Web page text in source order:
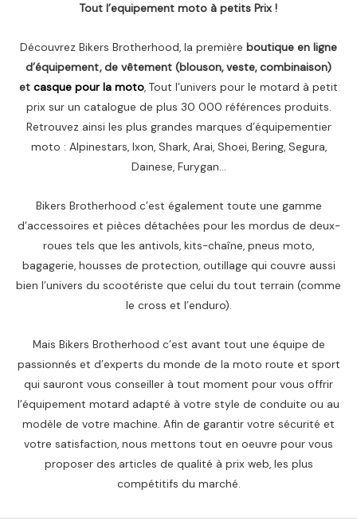
Tout l’equipement moto à petits Prix !
Découvrez Bikers Brotherhood, la première boutique en ligne
d’équipement, de vêtement (blouson, veste, combinaison)
et casque pour la moto, Tout l’univers pour le motard à petit
prix sur un catalogue de plus 30 000 références produits.
Retrouvez ainsi les plus grandes marques d’équipementier
moto : Alpinestars, Ixon, Shark, Arai, Shoei, Bering, Segura,
Dainese, Furygan…
Bikers Brotherhood c’est également toute une gamme
d’accessoires et pièces détachées pour les mordus de deux-
roues tels que les antivols, kits-chaîne, pneus moto,
bagagerie, housses de protection, outillage qui couvre aussi
bien l’univers du scootériste que celui du tout terrain (comme
le cross et l’enduro).
Mais Bikers Brotherhood c’est avant tout une équipe de
passionnés et d’experts du monde de la moto route et sport
qui sauront vous conseiller à tout moment pour vous offrir
l’équipement motard adapté à votre style de conduite ou au
modèle de votre machine. Afin de garantir votre sécurité et
votre satisfaction, nous mettons tout en oeuvre pour vous
proposer des articles de qualité à prix web, les plus
compétitifs du marché.